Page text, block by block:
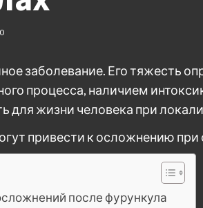
0
заболевание. Его тяжесть
процесса, наличием
для жизни человека при
после фурункула